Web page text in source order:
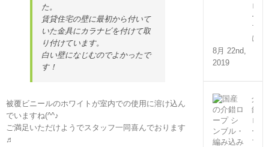
た。
賃貸住宅の壁に最初から付いて
いた金具にカラナビを付けて取
り付けています。
白い壁になじむのでよかったで
す！
被覆ビニールのホワイトが室内での使用に溶け込ん
でいますね(^^♪
ご満足いただけようでスタッフ一同喜んでおります
♬
ロ
ー
プ
に！
8月 22nd,
2019
介
錯
ロ
ー
プ